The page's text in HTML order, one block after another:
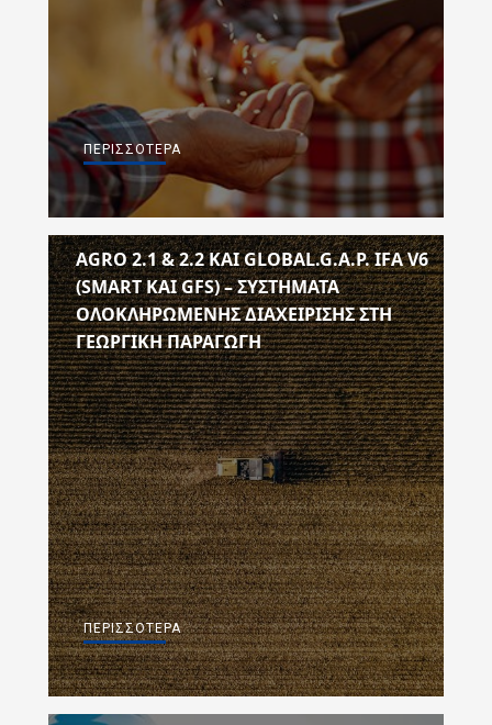
ΠΕΡΙΣΣΌΤΕΡΑ
ΑGRO 2.1 & 2.2 ΚΑΙ GLOBAL.G.A.P. IFA V6
(SMART ΚΑΙ GFS) – ΣΥΣΤΗΜΑΤΑ
ΟΛΟΚΛΗΡΩΜΕΝΗΣ ΔΙΑΧΕΙΡΙΣΗΣ ΣΤΗ
ΓΕΩΡΓΙΚΗ ΠΑΡΑΓΩΓΗ
ΠΕΡΙΣΣΌΤΕΡΑ